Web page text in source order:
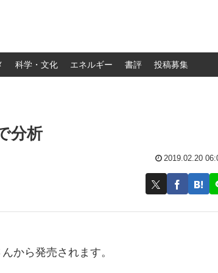
科学・文化 エネルギー 書評 投稿募集
分析
2019.02.20
から発売されます。